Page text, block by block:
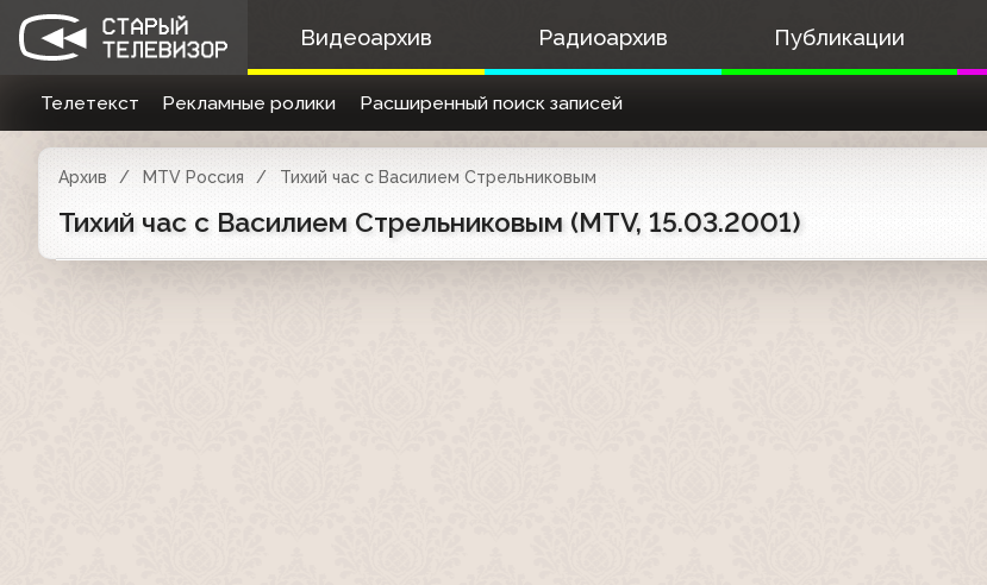
Видеоархив Радиоархив Публикации
Телетекст Рекламные ролики Расширенный поиск записей
Архив MTV Россия Тихий час с Василием Стрельниковым
Тихий час с Василием Стрельниковым (MTV, 15.03.2001)